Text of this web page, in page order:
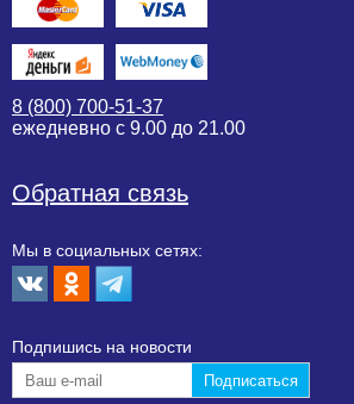
8 (800) 700-51-37
ежедневно с 9.00 до 21.00
Обратная связь
Мы в социальных сетях:
Подпишиcь на новости